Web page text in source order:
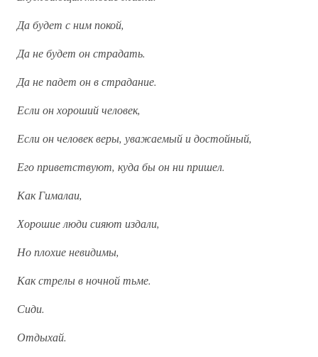
Да будет с ним покой,
Да не будет он страдать.
Да не падет он в страдание.
Если он хороший человек,
Если он человек веры, уважаемый и достойный,
Его приветствуют, куда бы он ни пришел.
Как Гималаи,
Хорошие люди сияют издали,
Но плохие невидимы,
Как стрелы в ночной тьме.
Сиди.
Отдыхай.